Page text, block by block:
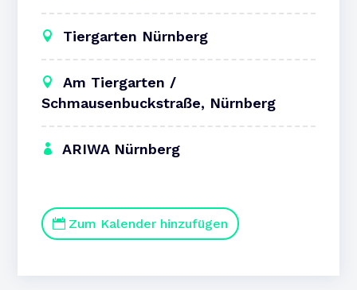
Tiergarten Nürnberg
Am Tiergarten /
Schmausenbuckstraße, Nürnberg
ARIWA Nürnberg
Zum Kalender hinzufügen